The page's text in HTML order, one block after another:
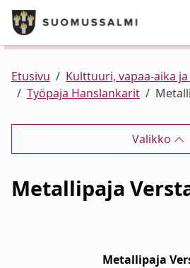
Siirry pääsisältöön
Puhelinluettelo/yhteystiedot
Palvelut
Ajankohtaista
Verkkokauppa
Kunta ja hallinto
Asuminen ja ympäristö
Elinvoima
Kulttuuri, vapaa-aika ja
Etusivu Kulttuuri, vapaa-aika
Työpaja Hanslankarit
Valikko
Metallipaja
Metallipaja